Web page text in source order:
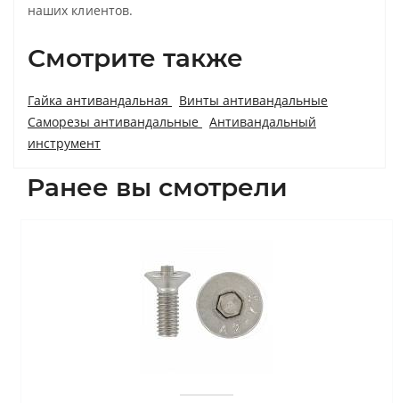
наших клиентов.
Смотрите также
Гайка антивандальная
Винты антивандальные
Саморезы антивандальные
Антивандальный
инструмент
Ранее вы смотрели